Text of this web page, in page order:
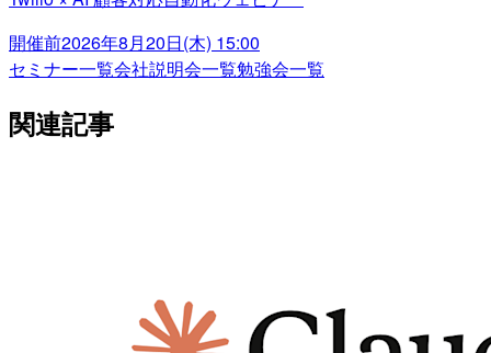
開催前2026年8月20日(木) 15:00
セミナー一覧会社説明会一覧勉強会一覧
関連記事